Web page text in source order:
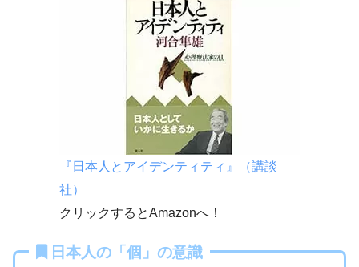
『日本人とアイデンティティ』（講談
社）
クリックするとAmazonへ！
日本人の「個」の意識